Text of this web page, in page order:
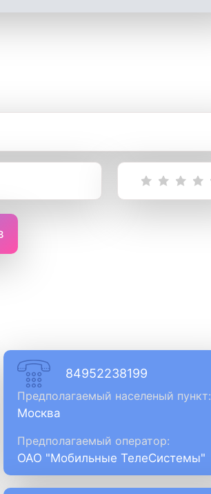
84952238199
Предполагаемый населеный пункт:
Москва
Предполагаемый оператор:
ОАО "Мобильные ТелеСистемы"